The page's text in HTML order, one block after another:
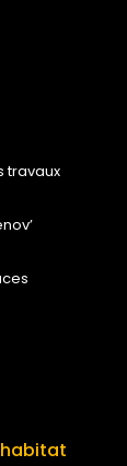
travaux